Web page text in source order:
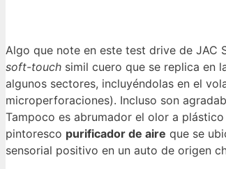
Algo que note en este test drive de JAC
soft-touch simil cuero que se replica en
algunos sectores, incluyéndolas en el
microperforaciones). Incluso son
Tampoco es abrumador el olor a
pintoresco purificador de aire que se
sensorial positivo en un auto de origen